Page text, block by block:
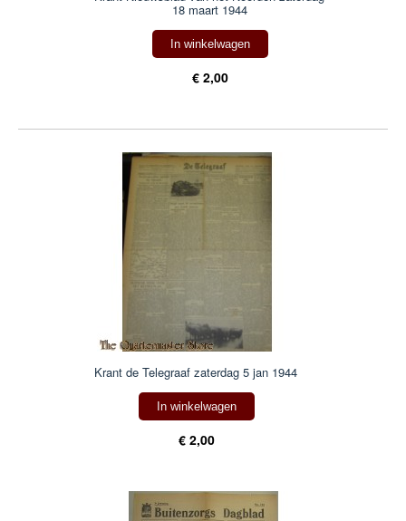
18 maart 1944
In winkelwagen
€ 2,00
Krant de Telegraaf zaterdag 5 jan 1944
In winkelwagen
€ 2,00